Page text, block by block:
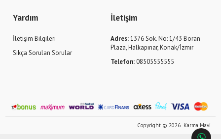
Yardım
İletişim Bilgileri
Sıkça Sorulan Sorular
İletişim
Adres:1376 Sok. No: 1/43 Boran
Plaza, Halkapınar, Konak/İzmir
Telefon: 08505555555
Copyright © 2026 Karma Mavi